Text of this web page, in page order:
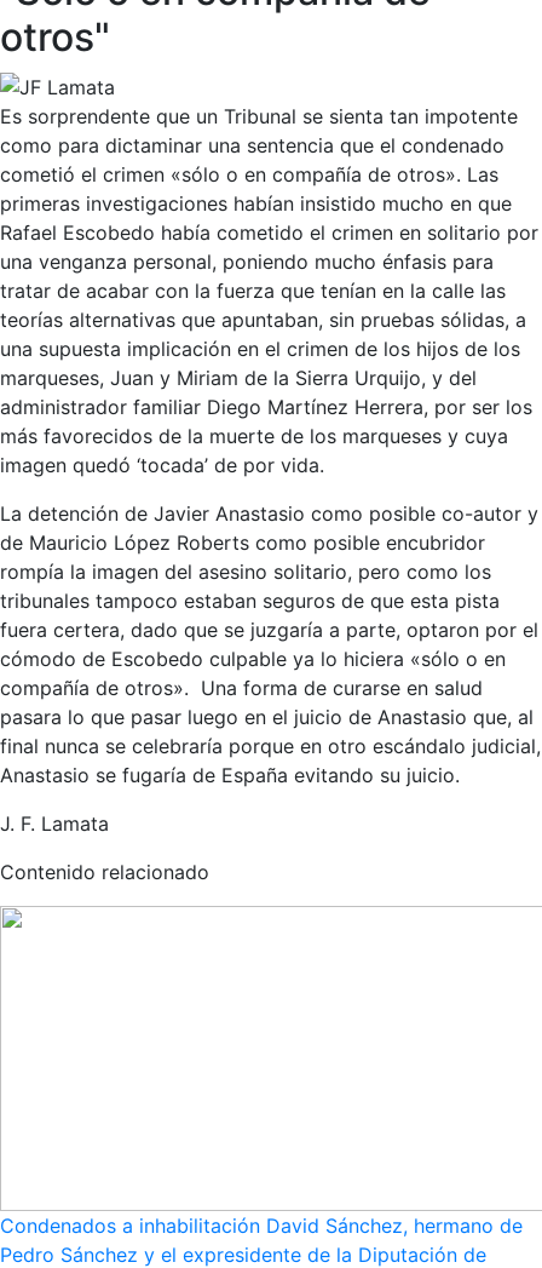
otros"
Es sorprendente que un Tribunal se sienta tan impotente
como para dictaminar una sentencia que el condenado
cometió el crimen «sólo o en compañía de otros». Las
primeras investigaciones habían insistido mucho en que
Rafael Escobedo había cometido el crimen en solitario por
una venganza personal, poniendo mucho énfasis para
tratar de acabar con la fuerza que tenían en la calle las
teorías alternativas que apuntaban, sin pruebas sólidas, a
una supuesta implicación en el crimen de los hijos de los
marqueses, Juan y Miriam de la Sierra Urquijo, y del
administrador familiar Diego Martínez Herrera, por ser los
más favorecidos de la muerte de los marqueses y cuya
imagen quedó ‘tocada’ de por vida.
La detención de Javier Anastasio como posible co-autor y
de Mauricio López Roberts como posible encubridor
rompía la imagen del asesino solitario, pero como los
tribunales tampoco estaban seguros de que esta pista
fuera certera, dado que se juzgaría a parte, optaron por el
cómodo de Escobedo culpable ya lo hiciera «sólo o en
compañía de otros». Una forma de curarse en salud
pasara lo que pasar luego en el juicio de Anastasio que, al
final nunca se celebraría porque en otro escándalo judicial,
Anastasio se fugaría de España evitando su juicio.
J. F. Lamata
Contenido relacionado
Condenados a inhabilitación David Sánchez, hermano de
Pedro Sánchez y el expresidente de la Diputación de